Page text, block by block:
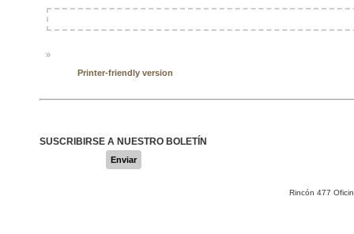
»
Printer-friendly version
SUSCRIBIRSE A NUESTRO BOLETÍN
Enviar
Rincón 477